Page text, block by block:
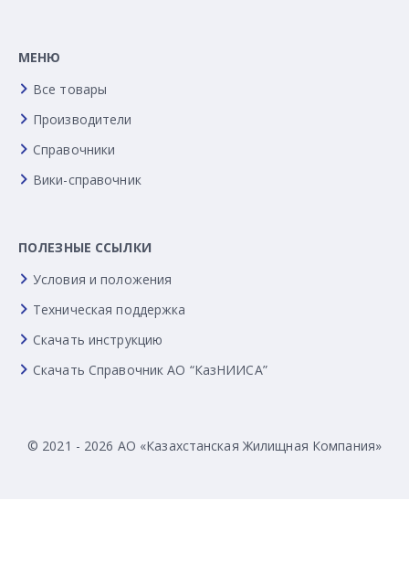
МЕНЮ
Все товары
Производители
Справочники
Вики-справочник
ПОЛЕЗНЫЕ ССЫЛКИ
Условия и положения
Техническая поддержка
Скачать инструкцию
Скачать Справочник АО “КазНИИСА”
© 2021 - 2026 АО «Казахстанская Жилищная Компания»